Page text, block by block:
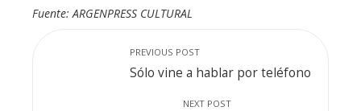
Fuente: ARGENPRESS CULTURAL
PREVIOUS POST
Sólo vine a hablar por teléfono
NEXT POST